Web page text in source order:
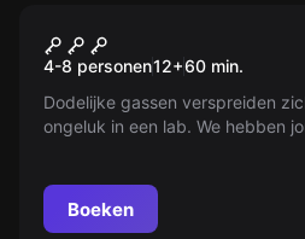
De Besmetting
4-8 personen12+60 min.
Dodelijke gassen verspreiden
ongeluk in een lab. We hebben
Boeken